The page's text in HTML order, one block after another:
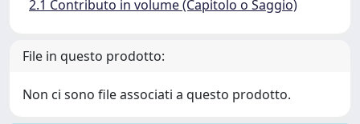
2.1 Contributo in volume (Capitolo o Saggio)
File in questo prodotto:
Non ci sono file associati a questo prodotto.